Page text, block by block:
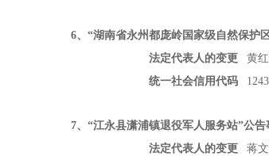
6、“湖南省永州都庞岭国家级自然保护
法定代表人的变更
黄
统一社会信用代码
7、“江永县潇浦镇退役军人服务站”公告
法定代表人的变更
蒋